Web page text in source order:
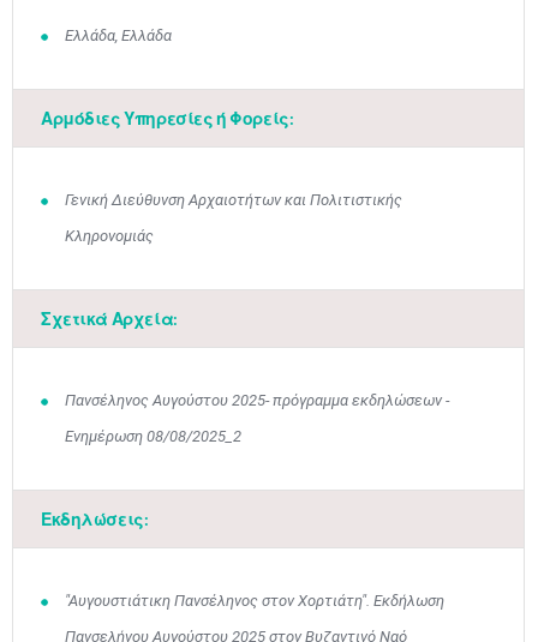
Ελλάδα, Ελλάδα
Αρμόδιες Υπηρεσίες ή Φορείς:
Γενική Διεύθυνση Αρχαιοτήτων και Πολιτιστικής
Κληρονομιάς
Σχετικά Αρχεία:
Πανσέληνος Αυγούστου 2025- πρόγραμμα εκδηλώσεων -
Ενημέρωση 08/08/2025_2
Εκδηλώσεις:
"Αυγουστιάτικη Πανσέληνος στον Χορτιάτη". Εκδήλωση
Πανσελήνου Αυγούστου 2025 στον Βυζαντινό Ναό
Ιουν1 2 3 4 5